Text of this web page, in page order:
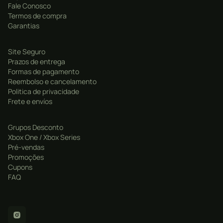
Fale Conosco
Termos de compra
Garantias
Site Seguro
Prazos de entrega
Formas de pagamento
Reembolso e cancelamento
Politica de privacidade
Frete e envíos
Grupos Desconto
Xbox One / Xbox Series
Pré-vendas
Promoções
Cupons
FAQ